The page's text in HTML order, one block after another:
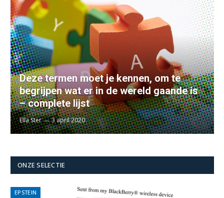
Deze termen moet je kennen, om te
begrijpen wat er in de wereld gaande is
– complete lijst
Ella Ster 3 april 2020
ONZE SELECTIE
EPSTEIN